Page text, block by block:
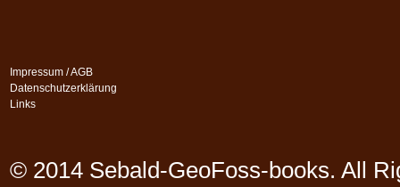
Impressum / AGB
Datenschutzerklärung
Links
© 2014 Sebald-GeoFoss-books. All